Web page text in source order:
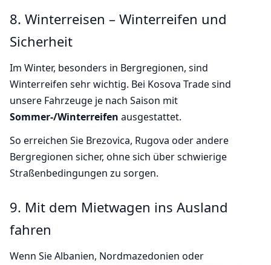
8. Winterreisen – Winterreifen und
Sicherheit
Im Winter, besonders in Bergregionen, sind
Winterreifen sehr wichtig. Bei Kosova Trade sind
unsere Fahrzeuge je nach Saison mit
Sommer-/Winterreifen ausgestattet.
So erreichen Sie Brezovica, Rugova oder andere
Bergregionen sicher, ohne sich über schwierige
Straßenbedingungen zu sorgen.
9. Mit dem Mietwagen ins Ausland
fahren
Wenn Sie Albanien, Nordmazedonien oder